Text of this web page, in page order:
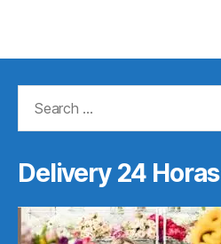
Delivery 24 Horas